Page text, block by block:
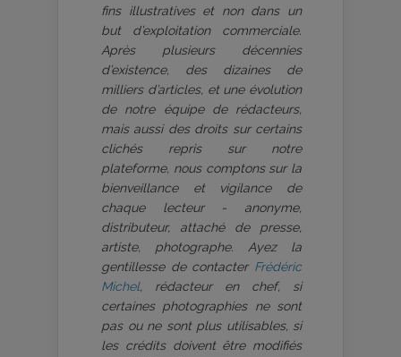
fins illustratives et non dans un
but d’exploitation commerciale.
Après plusieurs décennies
d’existence, des dizaines de
milliers d’articles, et une évolution
de notre équipe de rédacteurs,
mais aussi des droits sur certains
clichés repris sur notre
plateforme, nous comptons sur la
bienveillance et vigilance de
chaque lecteur - anonyme,
distributeur, attaché de presse,
artiste, photographe. Ayez la
gentillesse de contacter Frédéric
Michel, rédacteur en chef, si
certaines photographies ne sont
pas ou ne sont plus utilisables, si
les crédits doivent être modifiés